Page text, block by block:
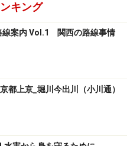
キング
案内 Vol.1 関西の路線事情
都上京_堀川今出川（小川通）